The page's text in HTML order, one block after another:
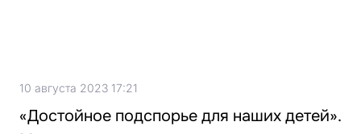
10 августа 2023 17:21
«Достойное подспорье для наших детей».